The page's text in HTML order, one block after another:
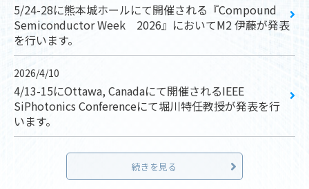
5/24-28に熊本城ホールにて開催される『Compound
Semiconductor Week 2026』においてM2 伊藤が発表
を行います。
2026/4/10
4/13-15にOttawa, Canadaにて開催されるIEEE
SiPhotonics Conferenceにて堀川特任教授が発表を行
います。
続きを見る